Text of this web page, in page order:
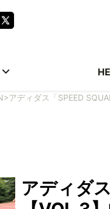
>アディダス「SPEED
アディダ